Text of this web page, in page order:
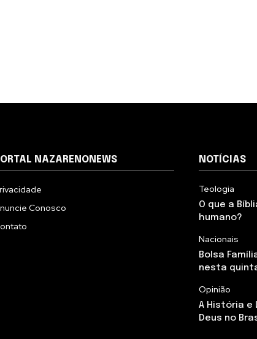
NAZARENONEWS
Conosco
NOTÍCIAS
Teologia
O que a
humano?
Nacionais
Bolsa
nesta
Opinião
A História e
Deus no